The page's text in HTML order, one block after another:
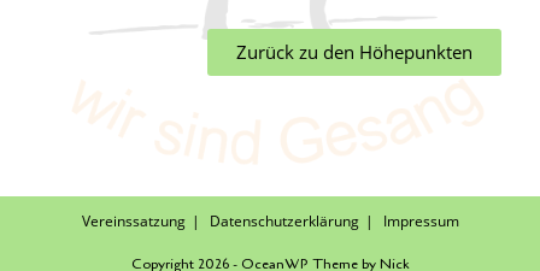
Zurück zu den Höhepunkten
Vereinssatzung Datenschutzerklärung Impressum
Copyright 2026 - OceanWP Theme by Nick